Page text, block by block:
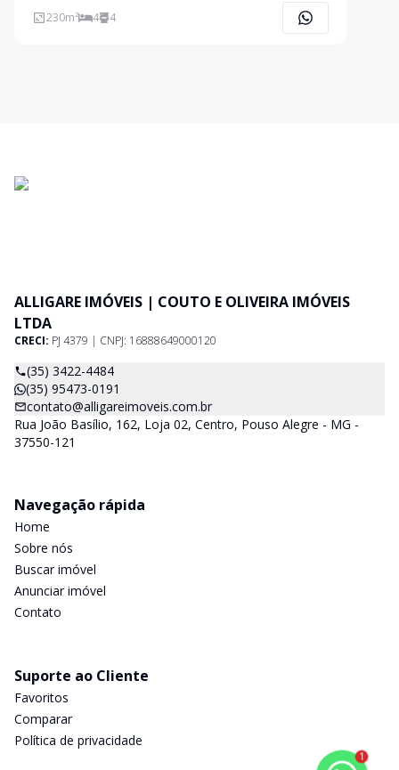
Quarto * Banheiro Social * Área de Serviço Esta
Linda Casa Ainda Conta com * Cozinha Caipi
230m² 4 4
ALLIGARE IMÓVEIS | COUTO E OLIVEIRA IMÓVEIS
LTDA
CRECI: PJ 4379 | CNPJ: 16888649000120
(35) 3422-4484
(35) 95473-0191
contato@alligareimoveis.com.br
Rua João Basílio, 162, Loja 02, Centro, Pouso Alegre - MG -
37550-121
Navegação rápida
Home
Sobre nós
Buscar imóvel
Anunciar imóvel
Contato
Suporte ao Cliente
Favoritos
Comparar
Política de privacidade
1